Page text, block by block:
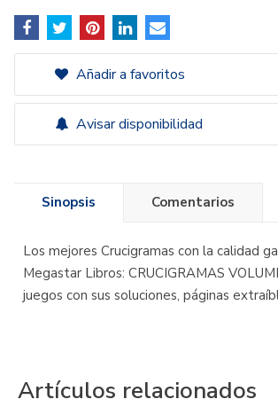
Añadir a favoritos
Avisar disponibilidad
Sinopsis Comentarios
Los mejores Crucigramas con la calidad
Megastar Libros: CRUCIGRAMAS
juegos con sus soluciones, páginas
Artículos relacionados